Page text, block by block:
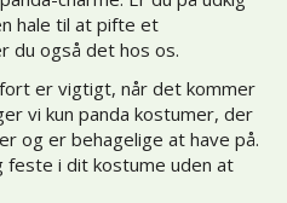
hale til at pifte et
du også det hos os.
er vigtigt, når det kommer
vi kun panda kostumer, der
og er behagelige at have på.
feste i dit kostume uden at